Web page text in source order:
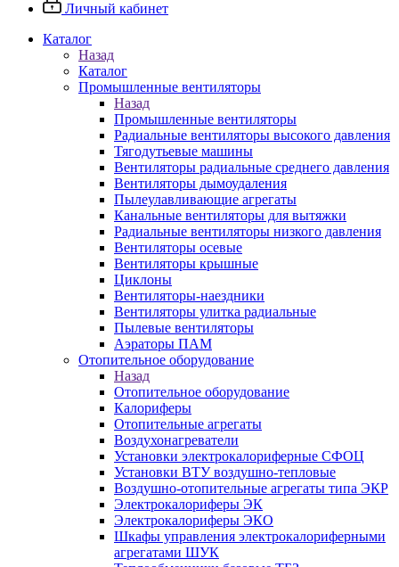
Личный кабинет
Каталог
Назад
Каталог
Промышленные вентиляторы
Назад
Промышленные вентиляторы
Радиальные вентиляторы высокого давления
Тягодутьевые машины
Вентиляторы радиальные среднего давления
Вентиляторы дымоудаления
Пылеулавливающие агрегаты
Канальные вентиляторы для вытяжки
Радиальные вентиляторы низкого давления
Вентиляторы осевые
Вентиляторы крышные
Циклоны
Вентиляторы-наездники
Вентиляторы улитка радиальные
Пылевые вентиляторы
Аэраторы ПАМ
Отопительное оборудование
Назад
Отопительное оборудование
Калориферы
Отопительные агрегаты
Воздухонагреватели
Установки электрокалориферные СФОЦ
Установки ВТУ воздушно-тепловые
Воздушно-отопительные агрегаты типа ЭКР
Электрокалориферы ЭК
Электрокалориферы ЭКО
Шкафы управления электрокалориферными
агрегатами ШУК